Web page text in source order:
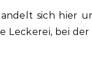
sich hier
Leckerei, bei